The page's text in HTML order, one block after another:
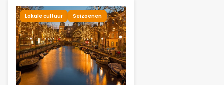
Lokale cultuur Seizoenen